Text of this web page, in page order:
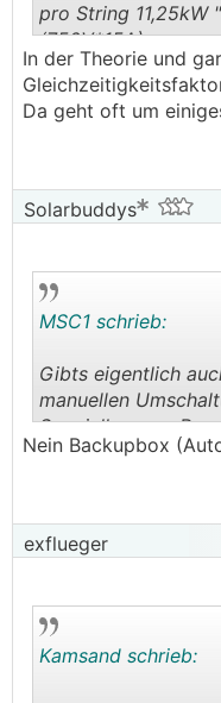
pro String 11,25kW
(750V*15A)
In der Theorie und
Da geht oft um
Solarbuddys
MSC1 schrieb:
Gibts eigentlich
manuellen
Speziell wenn zB
dimensionierte
manuellen
Fällen leichter unter.
Nein Backupbox
exflueger
Kamsand schrieb: